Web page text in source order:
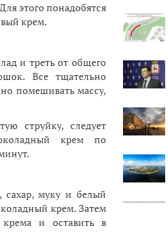
этого понадобятся
крем.
и треть от общего
Все тщательно
помешивать массу,
струйку, следует
крем по
сахар, муку и белый
крем. Затем
крема и оставить в